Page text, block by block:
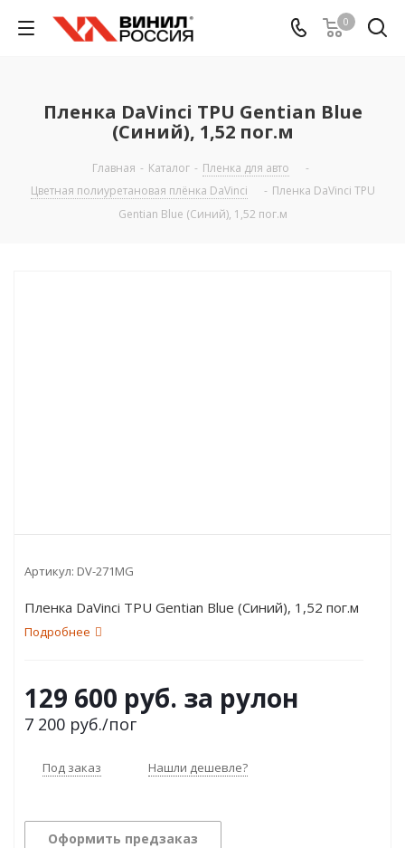
0
Пленка DaVinci TPU Gentian Blue
(Синий), 1,52 пог.м
Главная - Каталог - Пленка для авто
-
Цветная полиуретановая плёнка DaVinci
- Пленка DaVinci TPU
Gentian Blue (Синий), 1,52 пог.м
Артикул: DV-271MG
Пленка DaVinci TPU Gentian Blue (Синий), 1,52 пог.м
Подробнее
129 600 руб. за рулон
7 200 руб./пог
Под заказ Нашли дешевле?
Оформить предзаказ